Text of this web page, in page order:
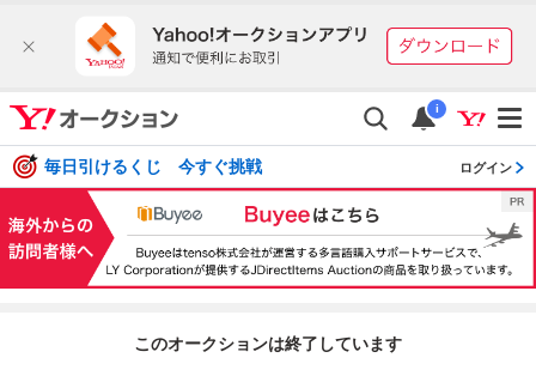
i
毎日引けるくじ 今すぐ挑戦 ログイン
このオークションは終了しています